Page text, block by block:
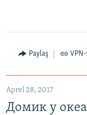
Paylaş
Aprel 28, 2017
Домик у